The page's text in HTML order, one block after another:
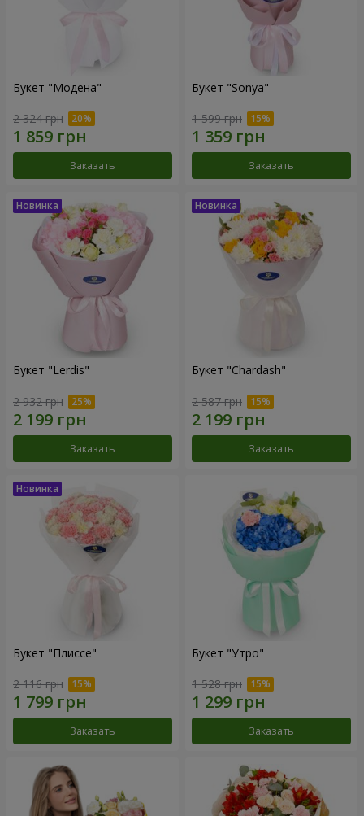
Букет "Модена"
2 324 грн
Заказать
Букет "Sonya"
1 599 грн
Заказать
Букет "Lerdis"
2 932 грн
Заказать
Букет "Chardash"
2 587 грн
Заказать
Букет "Плиссе"
2 116 грн
Заказать
Букет "Утро"
1 528 грн
Заказать